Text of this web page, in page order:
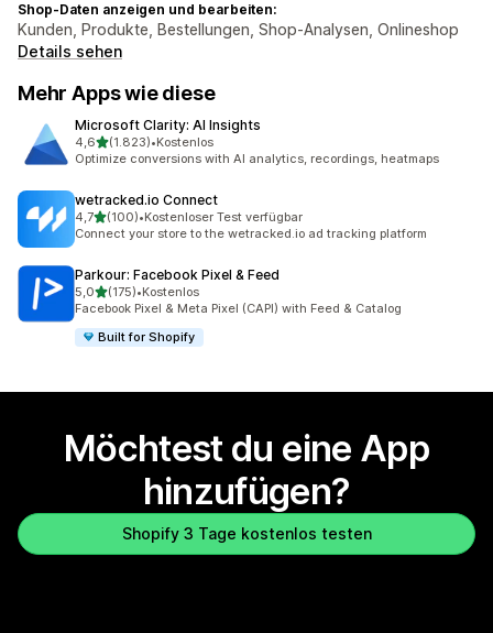
Shop-Daten anzeigen und bearbeiten:
Kunden, Produkte, Bestellungen, Shop-Analysen, Onlineshop
Details sehen
Mehr Apps wie diese
Microsoft Clarity: AI Insights
4,6von 5 Sternen
(1.823)
1823 Rezensionen insgesamt
•Kostenlos
Optimize conversions with AI analytics, recordings, heatmaps
wetracked.io Connect
4,7von 5 Sternen
(100)
100 Rezensionen insgesamt
•Kostenloser Test verfügbar
Connect your store to the wetracked.io ad tracking platform
Parkour: Facebook Pixel & Feed
5,0von 5 Sternen
(175)
175 Rezensionen insgesamt
•Kostenlos
Facebook Pixel & Meta Pixel (CAPI) with Feed & Catalog
Built for Shopify
Möchtest du eine App
hinzufügen?
Shopify 3 Tage kostenlos testen